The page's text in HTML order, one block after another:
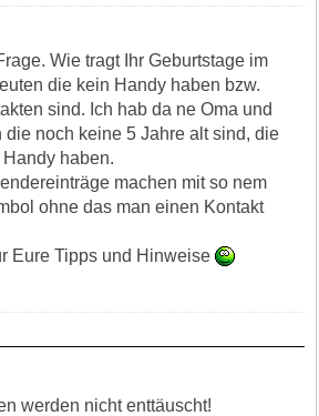
Wie tragt Ihr Geburtstage im
die kein Handy haben bzw.
sind. Ich hab da ne Oma und
noch keine 5 Jahre alt sind, die
haben.
machen mit so nem
ohne das man einen Kontakt
Eure Tipps und Hinweise
werden nicht enttäuscht!